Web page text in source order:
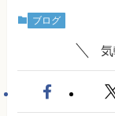
ブログ